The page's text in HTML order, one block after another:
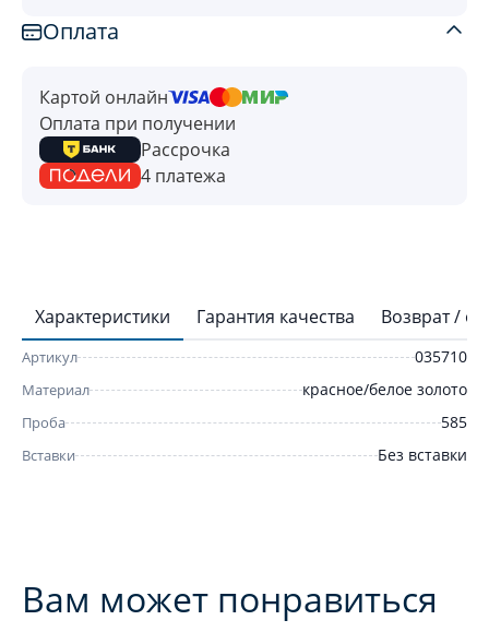
Оплата
Картой онлайн
Оплата при получении
Рассрочка
4 платежа
Характеристики Гарантия качества Возврат /
Артикул 035710
Материал красное/белое золото
Проба 585
Вставки Без вставки
Вам может понравиться